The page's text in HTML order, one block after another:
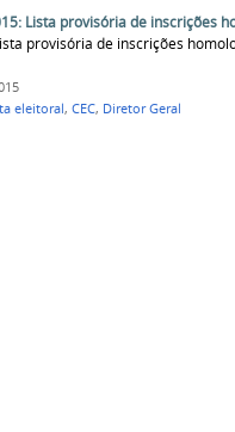
Lista provisória de inscrições
provisória de inscrições
eleitoral, CEC, Diretor Geral